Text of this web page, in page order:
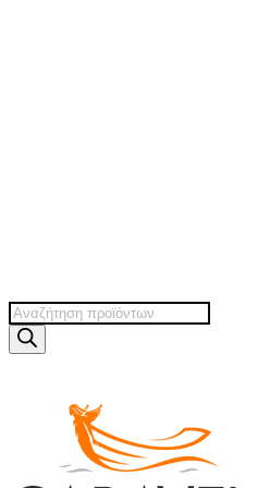
Products
search